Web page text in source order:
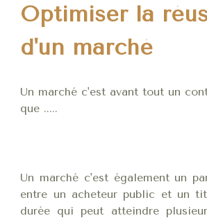
Optimiser la
d'un marché
Un marché c'est avant tout un
que .....
Un marché c'est également un
entre un acheteur public et un
durée qui peut atteindre